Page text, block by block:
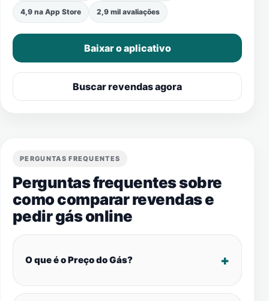
4,9 na App Store 2,9 mil avaliações
Baixar o aplicativo
Buscar revendas agora
PERGUNTAS FREQUENTES
Perguntas frequentes sobre
como comparar revendas e
pedir gás online
O que é o Preço do Gás?